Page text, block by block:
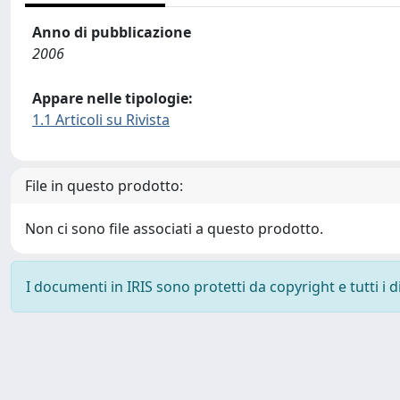
Anno di pubblicazione
2006
Appare nelle tipologie:
1.1 Articoli su Rivista
File in questo prodotto:
Non ci sono file associati a questo prodotto.
I documenti in IRIS sono protetti da copyright e tutti i